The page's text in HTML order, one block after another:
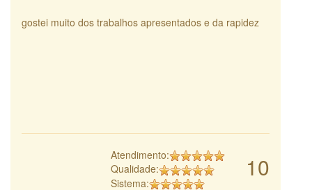
gostei muito dos trabalhos apresentados e da rapidez
10
Atendimento:
Qualidade:
Sistema: